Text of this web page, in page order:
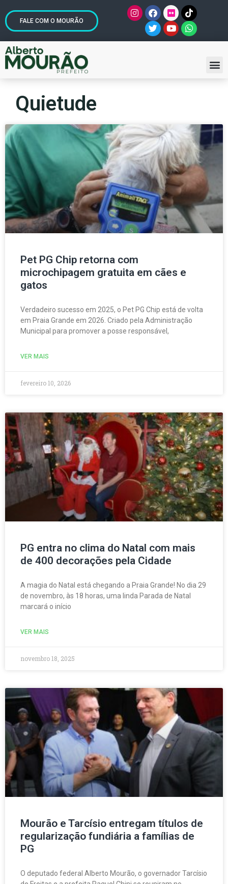
FALE COM O MOURÃO
Quietude
Pet PG Chip retorna com
microchipagem gratuita em cães e
gatos
Verdadeiro sucesso em 2025, o Pet PG Chip está de volta
em Praia Grande em 2026. Criado pela Administração
Municipal para promover a posse responsável,
VER MAIS
fevereiro 10, 2026
PG entra no clima do Natal com mais
de 400 decorações pela Cidade
A magia do Natal está chegando a Praia Grande! No dia 29
de novembro, às 18 horas, uma linda Parada de Natal
marcará o início
VER MAIS
novembro 18, 2025
Mourão e Tarcísio entregam títulos de
regularização fundiária a famílias de
PG
O deputado federal Alberto Mourão, o governador Tarcísio